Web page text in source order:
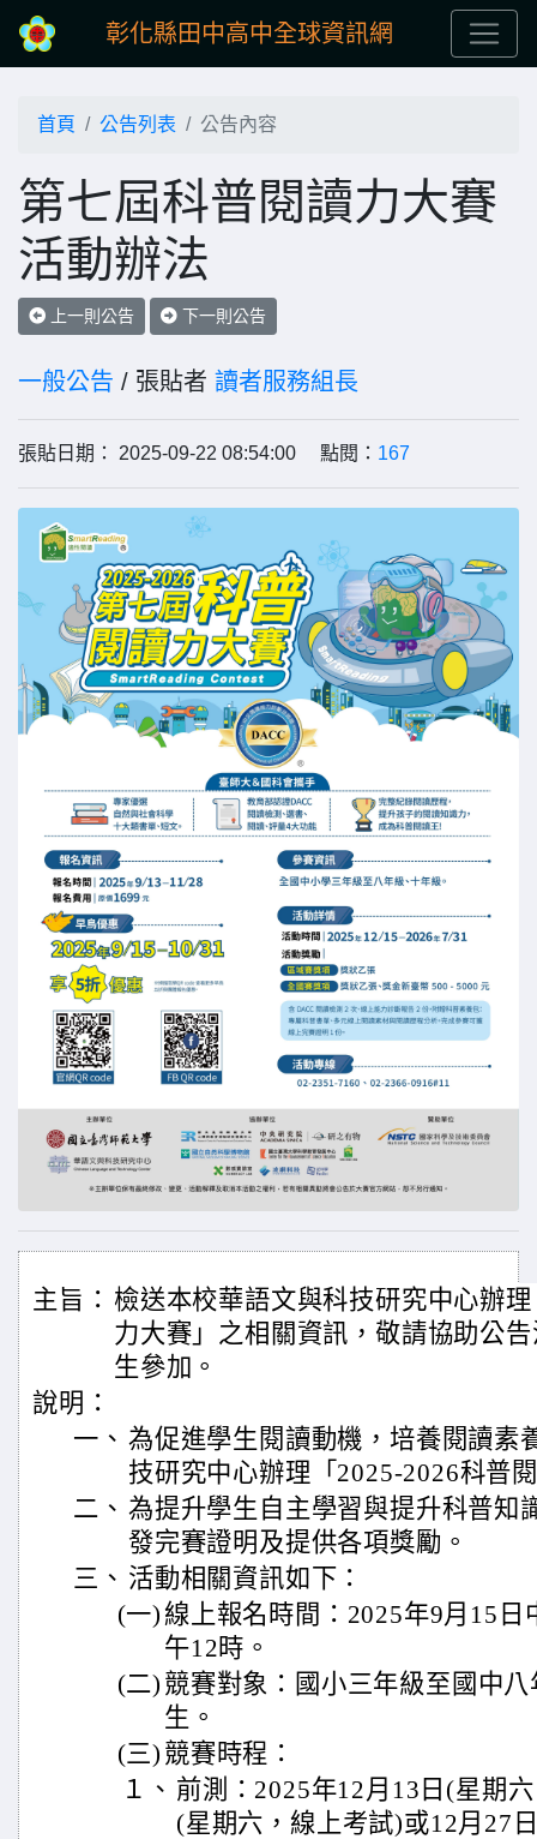
彰化縣田中高中全球資訊網
首頁 公告列表 公告內容
第七屆科普閱讀力大賽
活動辦法
上一則公告 下一則公告
一般公告 / 張貼者 讀者服務組長
張貼日期： 2025-09-22 08:54:00 點閱： 167
主旨： 檢送本校華語文與科技研究中心辦
力大賽」之相關資訊，敬請協助公
生參加。
說明：
一、 為促進學生閱讀動機，培養閱讀素
技研究中心辦理「2025-2026科普
二、 為提升學生自主學習與提升科普知
發完賽證明及提供各項獎勵。
三、 活動相關資訊如下：
(一)線上報名時間：2025年9月15日
午12時。
(二) 競賽對象：國小三年級至國中
生。
(三) 競賽時程：
１、 前測：2025年12月13日(星期
(星期六，線上考試)或12月27